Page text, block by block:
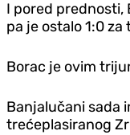
I pored prednosti,
pa je ostalo 1:0
Borac je ovim
Banjalučani sada
trećeplasiranog